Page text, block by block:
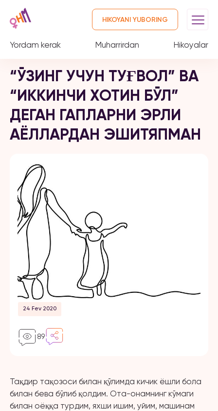
Yordam kerak Muharrirdan Hikoyalar
HIKOYANI YUBORING
“ЎЗИНГ УЧУН ТУҒВОЛ” ВА
“ИККИНЧИ ХОТИН БЎЛ”
ДЕГАН ГАПЛАРНИ ЭРЛИ
АЁЛЛАРДАН ЭШИТЯПМАН
24 Fev 2020
89
Тақдир тақозоси билан қўлимда кичик ёшли бола
билан бева бўлиб қолдим. Ота-онамнинг кўмаги
билан оёққа турдим, яхши ишим, уйим, машинам